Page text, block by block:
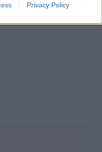
Privacy Policy
Αρακύνθου).